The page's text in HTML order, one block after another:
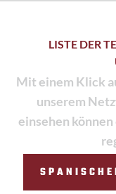
LISTE DER
Mit einem Klick
unserem
einsehen